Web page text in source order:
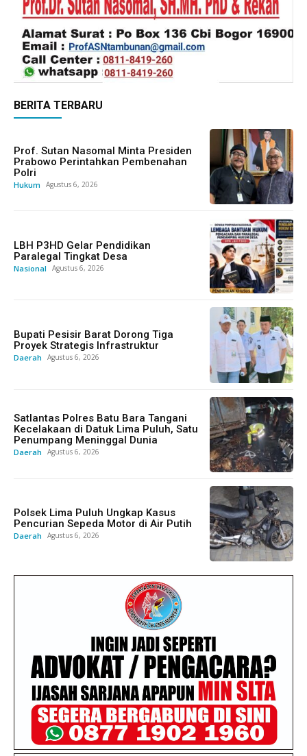
BERITA TERBARU
Prof. Sutan Nasomal Minta Presiden
Prabowo Perintahkan Pembenahan
Polri
Hukum Agustus 6, 2026
LBH P3HD Gelar Pendidikan
Paralegal Tingkat Desa
Nasional Agustus 6, 2026
Bupati Pesisir Barat Dorong Tiga
Proyek Strategis Infrastruktur
Daerah Agustus 6, 2026
Satlantas Polres Batu Bara Tangani
Kecelakaan di Datuk Lima Puluh, Satu
Penumpang Meninggal Dunia
Daerah Agustus 6, 2026
Polsek Lima Puluh Ungkap Kasus
Pencurian Sepeda Motor di Air Putih
Daerah Agustus 6, 2026